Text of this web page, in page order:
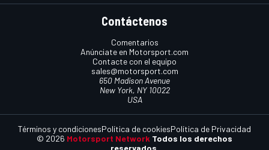
Contáctenos
Comentarios
Anúnciate en Motorsport.com
Contacte con el equipo
sales@motorsport.com
650 Madison Avenue
New York, NY 10022
USA
© 2026 Motorsport Network Todos los derechos
reservados.
Términos y condicionesPolítica de cookiesPolítica de Privacidad